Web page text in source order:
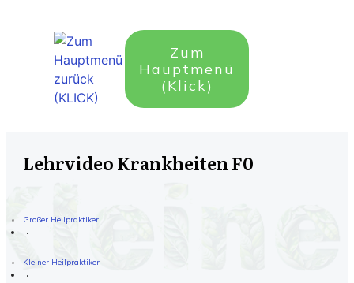
Zum
Hauptmenü
(Klick)
Lehrvideo Krankheiten F0
Großer Heilpraktiker
Kleiner Heilpraktiker